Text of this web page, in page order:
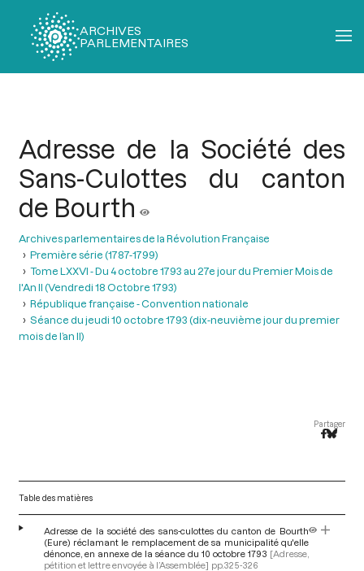
ARCHIVES
PARLEMENTAIRES
Adresse de la Société des
Sans-Culottes du canton
de Bourth
Archives parlementaires de la Révolution Française
Première série (1787-1799)
Tome LXXVI - Du 4 octobre 1793 au 27e jour du Premier Mois de
l'An II (Vendredi 18 Octobre 1793)
République française - Convention nationale
Séance du jeudi 10 octobre 1793 (dix-neuvième jour du premier
mois de l’an II)
Partager
Table des matières
Adresse de la société des sans-culottes du canton de Bourth
(Eure) réclamant le remplacement de sa municipalité qu'elle
dénonce, en annexe de la séance du 10 octobre 1793 [Adresse,
pétition et lettre envoyée à l’Assemblée] pp.325-326